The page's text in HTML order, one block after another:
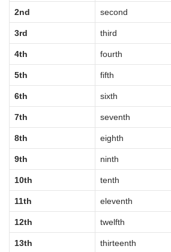
2nd second
3rd third
4th fourth
5th fifth
6th sixth
7th seventh
8th eighth
9th ninth
10th tenth
11th eleventh
12th twelfth
13th thirteenth